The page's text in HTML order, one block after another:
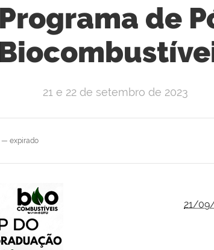
de
— expirado
21 e 22 de setembro de 2023
21/